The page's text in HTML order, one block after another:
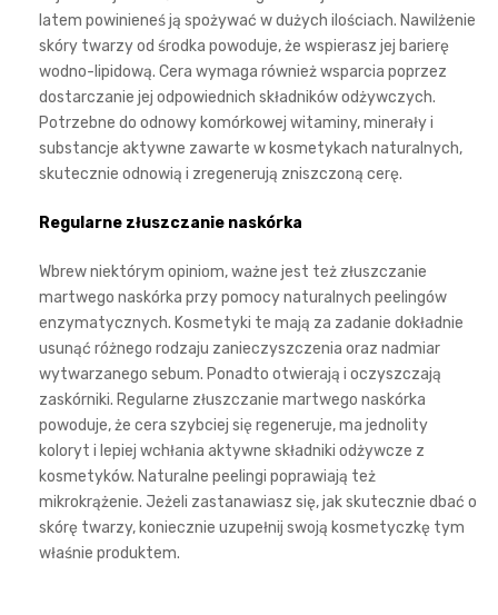
latem powinieneś ją spożywać w dużych ilościach. Nawilżenie
skóry twarzy od środka powoduje, że wspierasz jej barierę
wodno-lipidową. Cera wymaga również wsparcia poprzez
dostarczanie jej odpowiednich składników odżywczych.
Potrzebne do odnowy komórkowej witaminy, minerały i
substancje aktywne zawarte w kosmetykach naturalnych,
skutecznie odnowią i zregenerują zniszczoną cerę.
Regularne złuszczanie naskórka
Wbrew niektórym opiniom, ważne jest też złuszczanie
martwego naskórka przy pomocy naturalnych peelingów
enzymatycznych. Kosmetyki te mają za zadanie dokładnie
usunąć różnego rodzaju zanieczyszczenia oraz nadmiar
wytwarzanego sebum. Ponadto otwierają i oczyszczają
zaskórniki. Regularne złuszczanie martwego naskórka
powoduje, że cera szybciej się regeneruje, ma jednolity
koloryt i lepiej wchłania aktywne składniki odżywcze z
kosmetyków. Naturalne peelingi poprawiają też
mikrokrążenie. Jeżeli zastanawiasz się, jak skutecznie dbać o
skórę twarzy, koniecznie uzupełnij swoją kosmetyczkę tym
właśnie produktem.